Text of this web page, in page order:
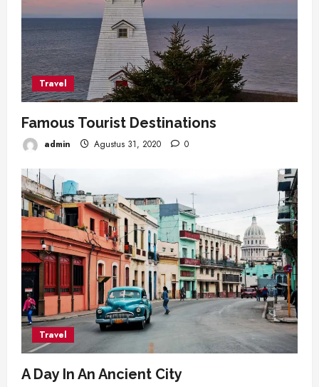
Travel
Famous Tourist Destinations
admin Agustus 31, 2020 0
Travel
A Day In An Ancient City